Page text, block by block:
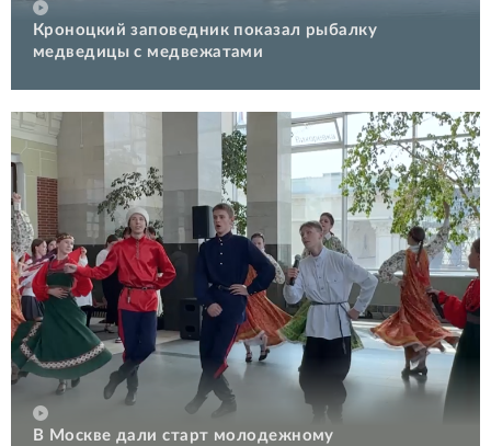
Кроноцкий заповедник показал рыбалку
медведицы с медвежатами
В Москве дали старт молодежному